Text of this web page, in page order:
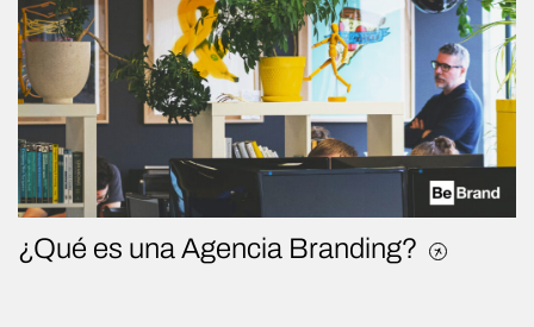
¿Qué es una Agencia Branding?